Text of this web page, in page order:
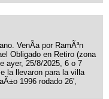
VenÃ­a por RamÃ³n
Obligado en Retiro (zona
ayer, 25/8/2025, 6 o 7
la llevaron para la villa
1996 rodado 26',